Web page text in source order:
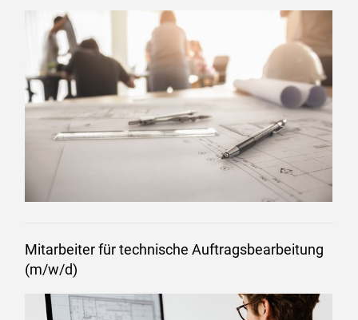
Mitarbeiter für technische Auftragsbearbeitung
(m/w/d)